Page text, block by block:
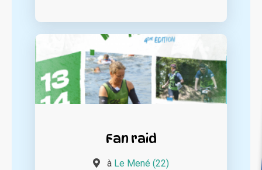
Fan raid
à Le Mené (22)